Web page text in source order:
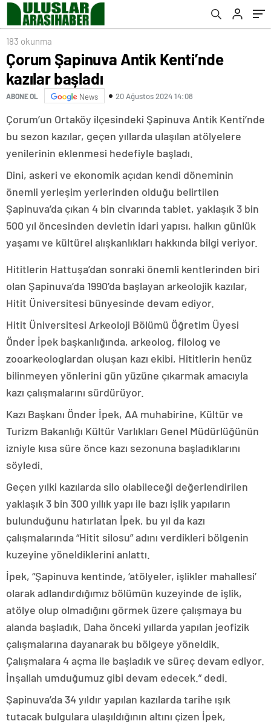
183 okunma
Çorum Şapinuva Antik Kenti’nde
kazılar başladı
ABONE OL News 20 Ağustos 2024 14:08
Çorum’un Ortaköy ilçesindeki Şapinuva Antik Kenti’nde
bu sezon kazılar, geçen yıllarda ulaşılan atölyelere
yenilerinin eklenmesi hedefiyle başladı.
Dini, askeri ve ekonomik açıdan kendi döneminin
önemli yerleşim yerlerinden olduğu belirtilen
Şapinuva’da çıkan 4 bin civarında tablet, yaklaşık 3 bin
500 yıl öncesinden devletin idari yapısı, halkın günlük
yaşamı ve kültürel alışkanlıkları hakkında bilgi veriyor.
Hititlerin Hattuşa’dan sonraki önemli kentlerinden biri
olan Şapinuva’da 1990’da başlayan arkeolojik kazılar,
Hitit Üniversitesi bünyesinde devam ediyor.
Hitit Üniversitesi Arkeoloji Bölümü Öğretim Üyesi
Önder İpek başkanlığında, arkeolog, filolog ve
zooarkeologlardan oluşan kazı ekibi, Hititlerin henüz
bilinmeyen yönlerini gün yüzüne çıkarmak amacıyla
kazı çalışmalarını sürdürüyor.
Kazı Başkanı Önder İpek, AA muhabirine, Kültür ve
Turizm Bakanlığı Kültür Varlıkları Genel Müdürlüğünün
izniyle kısa süre önce kazı sezonuna başladıklarını
söyledi.
Geçen yılki kazılarda silo olabileceği değerlendirilen
yaklaşık 3 bin 300 yıllık yapı ile bazı işlik yapıların
bulunduğunu hatırlatan İpek, bu yıl da kazı
çalışmalarında “Hitit silosu” adını verdikleri bölgenin
kuzeyine yöneldiklerini anlattı.
İpek, “Şapinuva kentinde, ‘atölyeler, işlikler mahallesi’
olarak adlandırdığımız bölümün kuzeyinde de işlik,
atölye olup olmadığını görmek üzere çalışmaya bu
alanda başladık. Daha önceki yıllarda yapılan jeofizik
çalışmalarına dayanarak bu bölgeye yöneldik.
Çalışmalara 4 açma ile başladık ve süreç devam ediyor.
İnşallah umduğumuz gibi devam edecek.” dedi.
Şapinuva’da 34 yıldır yapılan kazılarda tarihe ışık
tutacak bulgulara ulaşıldığının altını çizen İpek,